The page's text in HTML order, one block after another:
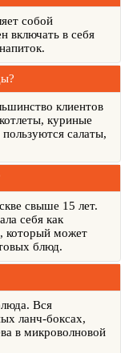
собой
включать в себя
клиентов
куриные
салаты,
свыше 15 лет.
себя как
который может
блюд.
Вся
ланч-боксах,
в микроволновой